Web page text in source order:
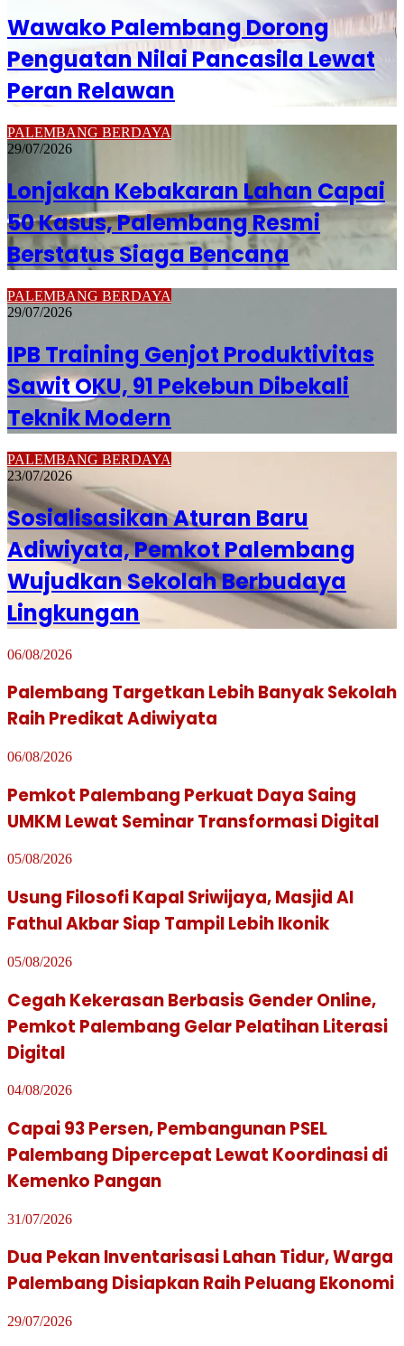
Wawako Palembang Dorong
Penguatan Nilai Pancasila Lewat
Peran Relawan
PALEMBANG BERDAYA
29/07/2026
Lonjakan Kebakaran Lahan Capai
50 Kasus, Palembang Resmi
Berstatus Siaga Bencana
PALEMBANG BERDAYA
29/07/2026
IPB Training Genjot Produktivitas
Sawit OKU, 91 Pekebun Dibekali
Teknik Modern
PALEMBANG BERDAYA
23/07/2026
Sosialisasikan Aturan Baru
Adiwiyata, Pemkot Palembang
Wujudkan Sekolah Berbudaya
Lingkungan
06/08/2026
Palembang Targetkan Lebih Banyak Sekolah
Raih Predikat Adiwiyata
06/08/2026
Pemkot Palembang Perkuat Daya Saing
UMKM Lewat Seminar Transformasi Digital
05/08/2026
Usung Filosofi Kapal Sriwijaya, Masjid Al
Fathul Akbar Siap Tampil Lebih Ikonik
05/08/2026
Cegah Kekerasan Berbasis Gender Online,
Pemkot Palembang Gelar Pelatihan Literasi
Digital
04/08/2026
Capai 93 Persen, Pembangunan PSEL
Palembang Dipercepat Lewat Koordinasi di
Kemenko Pangan
31/07/2026
Dua Pekan Inventarisasi Lahan Tidur, Warga
Palembang Disiapkan Raih Peluang Ekonomi
29/07/2026